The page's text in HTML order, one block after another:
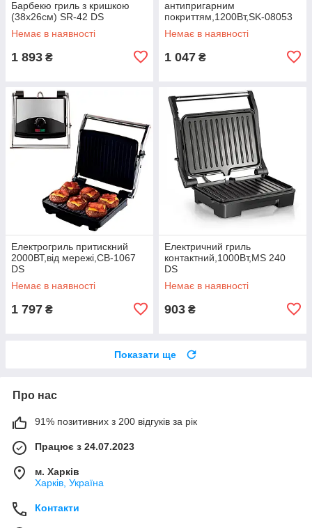
Барбекю гриль з кришкою
(38х26см) SR-42 DS
Немає в наявності
1 893 ₴
антипригарним
покриттям,1200Вт,SK-08053
DS
Немає в наявності
1 047 ₴
Електрогриль притискний
2000ВТ,від мережі,CB-1067
DS
Немає в наявності
1 797 ₴
Електричний гриль
контактний,1000Вт,MS 240
DS
Немає в наявності
903 ₴
Показати ще
Про нас
91% позитивних з 200 відгуків за рік
Працює з 24.07.2023
м. Харків
Харків, Україна
Контакти